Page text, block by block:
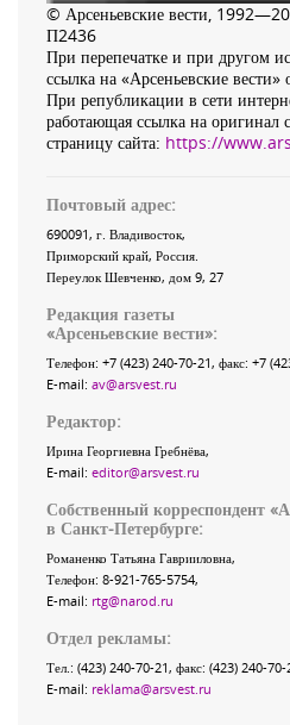
© Арсеньевские вести,
П2436
При перепечатке и при другом
ссылка на «Арсеньевские вести»
При републикации в сети
работающая ссылка на оригинал
страницу сайта: https://
Почтовый адрес:
690091, г. Владивосток,
Приморский край, Россия
Переулок Шевченко, дом 9, 27
Редакция газеты
«Арсеньевские вести»:
Телефон: +7 (423) 240-70-21, факс: +7
E-mail: av@arsvest.ru
Редактор:
Ирина Георгиевна Гребнёва,
E-mail: editor@arsvest.ru
Собственный корреспондент
в Санкт-Петербурге:
Романенко Татьяна Гаврииловна,
Телефон: 8-921-765-5754,
E-mail: rtg@narod.ru
Отдел рекламы:
Тел.: (423) 240-70-21, факс: (423) 240-70-
E-mail: reklama@arsvest.ru